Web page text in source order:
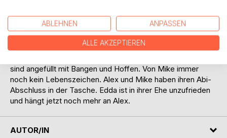
Geschehen auf der Bank. Er tönt er Schrei. Polizei und
Notarzt werden gerufen. Die Hochzeitsgesellschaft ist in
heller Aufregung. Wer ist der Tote? Wo ist Mike? Wie vom
Erdboden verschluckt. Edda hat an diesen Abend genug.
sind angefüllt mit Bangen und Hoffen. Von Mike immer
noch kein Lebenszeichen. Alex und Mike haben ihren Abi-
Abschluss in der Tasche. Edda ist in ihrer Ehe unzufrieden
und hängt jetzt noch mehr an Alex.
AUTOR/IN
ABLEHNEN ANPASSEN
ALLE AKZEPTIEREN